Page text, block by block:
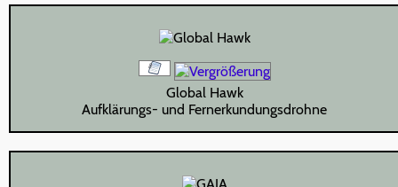
Global Hawk
Aufklärungs- und Fernerkundungsdrohne